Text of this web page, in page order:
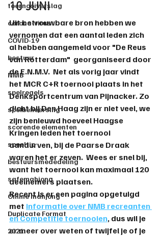
toernooiverslag
corona-virus
COVID-19
bestuur
NMB
spelregels
spelbeheersing
scorende elementen
speeltip
bestuursmededeling
safemahjong
Online mahjong
Duplicate Format
2021
10 JUNI
Uit betrouwbare bron hebben we
vernomen dat een aantal leden zich
al hebben aangemeld voor "De Reus
van Rotterdam"  georganiseerd door
de E.N.M.V.  Net als vorig jaar vindt
het MCR C+R toernooi plaats in het
Denksportcentrum van Pijnacker. Zo
dicht bij Den Haag zijn er niet veel, we
zijn benieuwd hoeveel Haagse
Kringen leden het toernooi
aandurven, bij de Paarse Draak
waren het er zeven.  Wees er snel bij,
want het toernooi kan maximaal 120
deelnemers plaatsen.
Recent is er een pagina opgetuigd
met informatie over NMB recreanten
en Competitie toernooien, dus wil je
er meer over weten of twijfel je of je